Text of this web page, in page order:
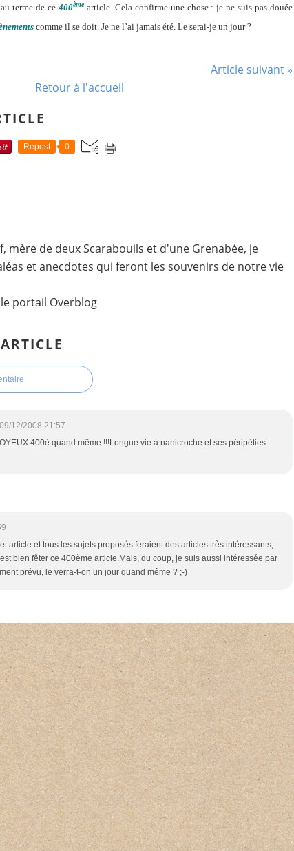
terme de ce400èmearticle. Cela confirme une chose : je ne suis pas douée
comme il se doit. Je ne l’ai jamais été. Le serai-je un jour ?
Article suivant »
Retour à l'accueil
Repost 0
mère de deux Scarabouils et d'une Grenabée, je
et anecdotes qui feront les souvenirs de notre vie
portail Overblog
09/12/2008 21:57
400è quand même !!!Longue vie à nanicroche et ses péripéties
article et tous les sujets proposés feraient des articles très intéressants,
bien fêter ce 400ème article.Mais, du coup, je suis aussi intéressée par
prévu, le verra-t-on un jour quand même ? ;-)